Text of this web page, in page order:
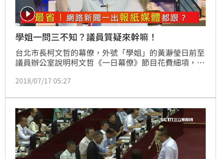
學姐一問三不知？議員質疑來幹嘛！
台北市長柯文哲的幕僚，外號「學姐」的黃瀞瑩日前至
議員辦公室說明柯文哲《一日幕僚》節目花費細項，相
威，議員助理可以找市府人員問話嗎？三立新聞網94找
一下民代的《一日主任》。
2018/07/17 05:27